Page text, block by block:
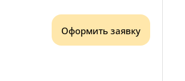
Оформить заявку